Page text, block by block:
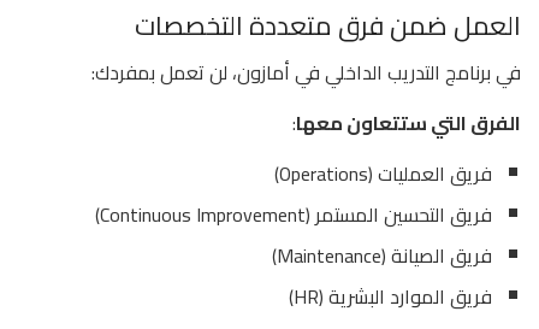
العمل ضمن فرق متعددة التخصصات
في برنامج التدريب الداخلي في أمازون، لن تعمل بمفردك:
الفرق التي ستتعاون معها:
فريق العمليات (Operations)
فريق التحسين المستمر (Continuous Improvement)
فريق الصيانة (Maintenance)
فريق الموارد البشرية (HR)